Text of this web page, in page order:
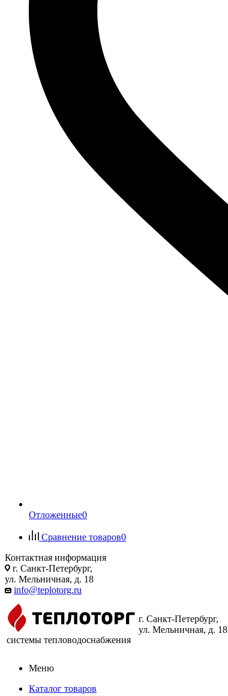
Отложенные0
Сравнение товаров0
Контактная информация
г. Санкт-Петербург,
ул. Мельничная, д. 18
info@teplotorg.ru
системы тепловодоснабжения
г. Санкт-Петербург,
ул. Мельничная, д. 18
Меню
Каталог товаров